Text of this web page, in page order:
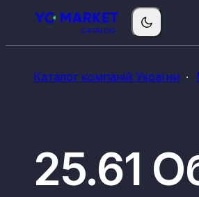
Каталог компаній України
25.61